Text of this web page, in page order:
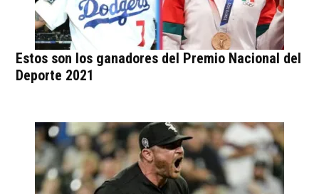
Estos son los ganadores del Premio Nacional del
Deporte 2021